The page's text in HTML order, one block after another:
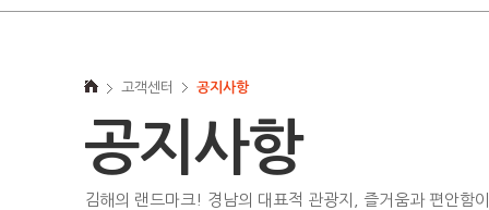
고객센터 공지사항
공지사항
김해의 랜드마크! 경남의 대표적 관광지, 즐거움과 편안함